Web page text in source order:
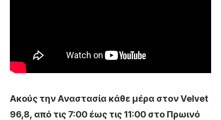
Ακούς την Αναστασία κάθε μέρα στον Velvet
96,8, από τις 7:00 έως τις 11:00 στο Πρωινό